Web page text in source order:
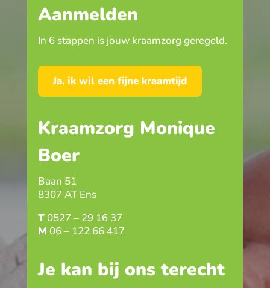
Aanmelden
In 6 stappen is jouw kraamzorg geregeld.
Ja, ik wil een fijne kraamtijd
Kraamzorg Monique
Boer
Baan 51
8307 AT Ens
T 0527 – 29 16 37
M 06 – 122 66 417
Je kan bij ons terecht